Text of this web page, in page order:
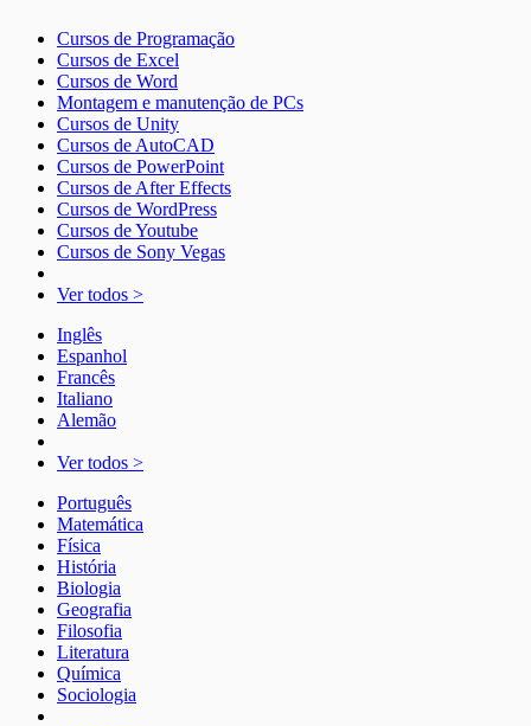
Cursos de Programação
Cursos de Excel
Cursos de Word
Montagem e manutenção de PCs
Cursos de Unity
Cursos de AutoCAD
Cursos de PowerPoint
Cursos de After Effects
Cursos de WordPress
Cursos de Youtube
Cursos de Sony Vegas
Ver todos >
Inglês
Espanhol
Francês
Italiano
Alemão
Ver todos >
Português
Matemática
Física
História
Biologia
Geografia
Filosofia
Literatura
Química
Sociologia